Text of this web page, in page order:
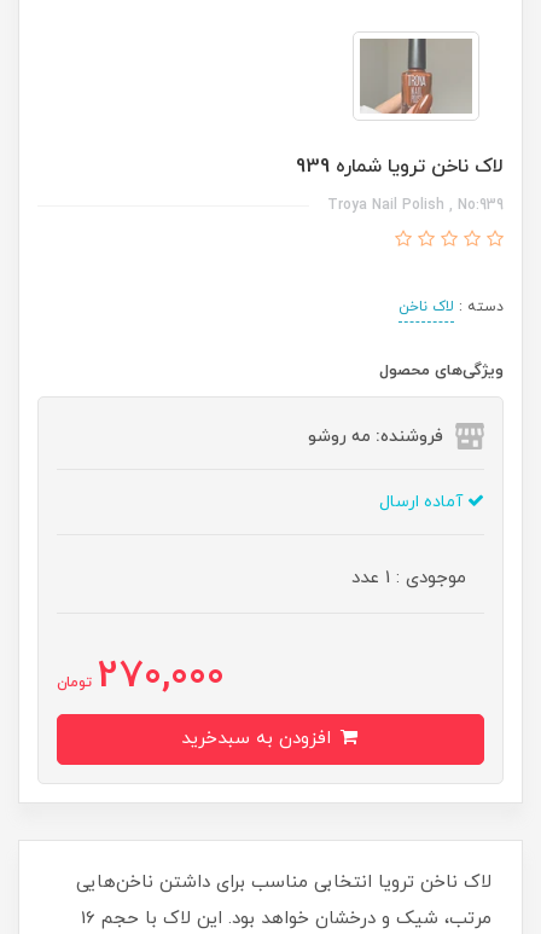
لاک ناخن ترویا شماره 939
Troya Nail Polish , No:939
دسته : لاک ناخن
ویژگی‌های محصول
فروشنده: مه رو‌شو
آماده ارسال
موجودی : 1 عدد
270,000 تومان
لاک ناخن ترویا انتخابی مناسب برای داشتن ناخن‌هایی
مرتب، شیک و درخشان خواهد بود. این لاک با حجم 16